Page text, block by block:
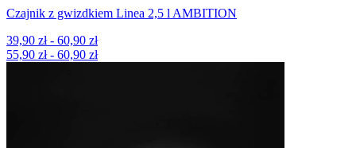
Czajnik z gwizdkiem Linea 2,5 l AMBITION
39,90 zł - 60,90 zł
55,90 zł - 60,90 zł